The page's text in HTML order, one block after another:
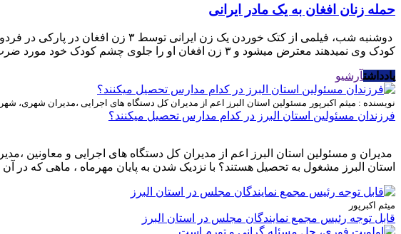
حمله زنان افغان به یک مادر ایرانی
دوشنبه شب، فیلمی از کتک خوردن یک
کودک وی نمیدهند معترض میشود و ۳ زن افغان او را جلوی چشم کودک خود مورد ضرب و […]
یادداشتآرشیو
نویسنده : میثم اکبرپور مسئولین استان البرز اعم از مدیران کل دستگاه های اجرایی ،مدیران شهری،
فرزندان مسئولین استان البرز در کدام مدارس تحصیل میکنند؟
مدیران و مسئولین استان البرز اعم از مدیران کل دستگاه های اجرایی و معاونین
استان البرز مشغول به تحصیل هستند؟ با نزدیک شدن به پایان مهرماه ، ماهی که در
میثم اکبرپور
قابل توجه رئیس مجمع نمایندگان مجلس در استان البرز